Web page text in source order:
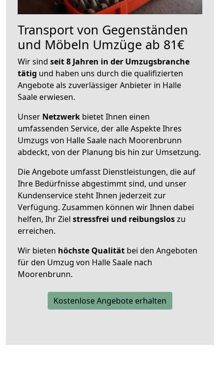
Transport von Gegenständen
und Möbeln Umzüge ab 81€
Wir sind seit 8 Jahren in der Umzugsbranche
tätig und haben uns durch die qualifizierten
Angebote als zuverlässiger Anbieter in Halle
Saale erwiesen.
Unser Netzwerk bietet Ihnen einen
umfassenden Service, der alle Aspekte Ihres
Umzugs von Halle Saale nach Moorenbrunn
abdeckt, von der Planung bis hin zur Umsetzung.
Die Angebote umfasst Dienstleistungen, die auf
Ihre Bedürfnisse abgestimmt sind, und unser
Kundenservice steht Ihnen jederzeit zur
Verfügung. Zusammen können wir Ihnen dabei
helfen, Ihr Ziel stressfrei und reibungsloszu
erreichen.
Wir bieten höchste Qualität bei den Angeboten
für den Umzug von Halle Saale nach
Moorenbrunn.
Kostenlose Angebote erhalten